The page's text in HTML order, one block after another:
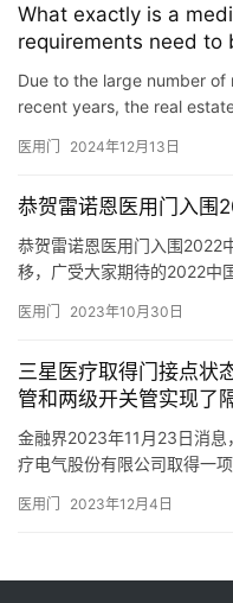
What exactly is a
requirements need to
Due to the large number
recent years, the real
医用门 2024年12月13日
恭贺雷诺恩医用门入围
恭贺雷诺恩医用门入围2022
移，广受大家期待的2022中
瞩目，不知道最后谁能够在
些企业能够突围可谓实至名
医用门 2023年10月30日
三星医疗取得门接点状
管和两级开关管实现了
金融界2023年11月23日消息
疗电气股份有限公司取得一
要显示，本申请实施例提供
医用门 2023年12月4日